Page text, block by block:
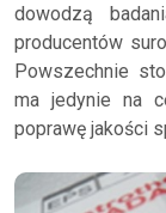
dowodzą
producentów
Powszechnie
ma jedynie na
poprawę jakości